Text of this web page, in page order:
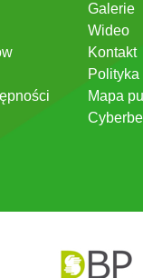
Galerie
Wideo
Kontakt
Mapa